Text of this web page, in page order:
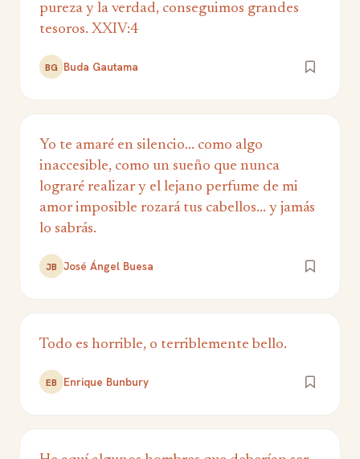
pureza y la verdad, conseguimos grandes
tesoros. XXIV:4
BG Buda Gautama
Yo te amaré en silencio... como algo
inaccesible, como un sueño que nunca
lograré realizar y el lejano perfume de mi
amor imposible rozará tus cabellos... y jamás
lo sabrás.
JB José Ángel Buesa
Todo es horrible, o terriblemente bello.
EB Enrique Bunbury